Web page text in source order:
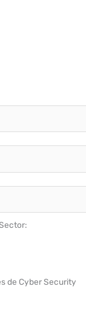
de Cyber Security